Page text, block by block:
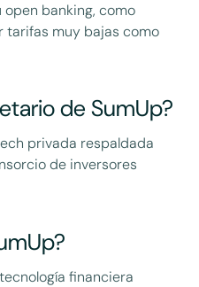
banking, como
tarifas muy bajas como
de SumUp?
privada respaldada
de inversores
financiera